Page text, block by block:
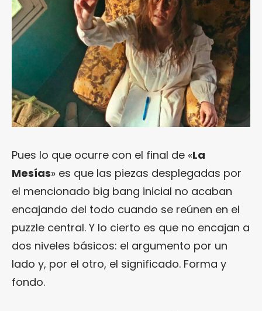
Pues lo que ocurre con el final de «La
Mesías» es que las piezas desplegadas por
el mencionado big bang inicial no acaban
encajando del todo cuando se reúnen en el
puzzle central. Y lo cierto es que no encajan a
dos niveles básicos: el argumento por un
lado y, por el otro, el significado. Forma y
fondo.